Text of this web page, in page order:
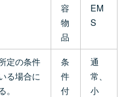
容
物
品
EM
S
定の条件
る場合に
条
件
付
通
常、
小